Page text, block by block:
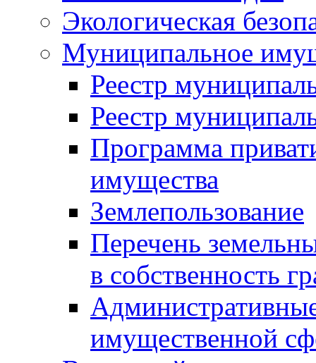
Экологическая
Муниципальное
Реестр
Реестр
Программа
имущества
Землепользование
Перечень
в собственность
имущественной